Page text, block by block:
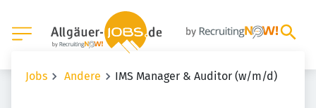
Jobs Andere IMS Manager & Auditor (w/m/d)